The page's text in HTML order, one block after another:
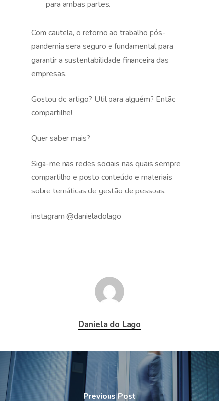
para ambas partes.
Com cautela, o retorno ao trabalho pós-
pandemia sera seguro e fundamental para
garantir a sustentabilidade financeira das
empresas.
Gostou do artigo? Util para alguém? Então
compartilhe!
Quer saber mais?
Siga-me nas redes sociais nas quais sempre
compartilho e posto conteúdo e materiais
sobre temáticas de gestão de pessoas.
instagram @danieladolago
Daniela do Lago
Previous Post